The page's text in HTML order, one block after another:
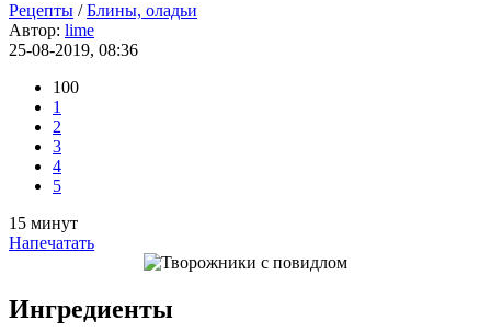
Рецепты /Блины, оладьи
Автор: lime
25-08-2019, 08:36
100
1
2
3
4
5
15 минут
Напечатать
Ингредиенты